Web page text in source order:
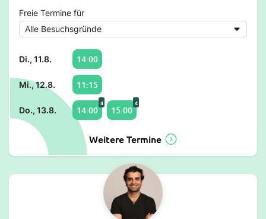
Freie Termine für
Di., 11.8. 14:00
Mi., 12.8. 11:15
Do., 13.8. 14:00
4
15:00
4
Weitere Termine